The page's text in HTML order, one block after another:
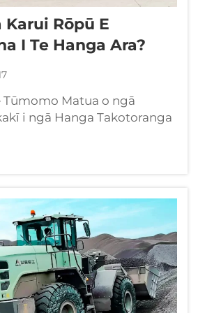
Karui Rōpū E
I Te Hanga Ara?
Tūmomo Matua o ngā
i ngā Hanga Takotoranga
o ngā
ana, ā, kei te heart o
ko te karui rōpū. T...